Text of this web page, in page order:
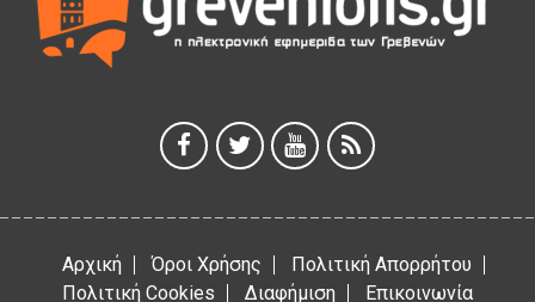
Καλοκαιριού 2026» με την βραβευμένη ταινία «Μικρές
Ανάσες».
5 Αυγούστου 2026
5 Αυγούστου 2026
Αρχική Όροι Χρήσης
Πολιτική Απορρήτου
Πολιτική Cookies
Διαφήμιση Επικοινωνία